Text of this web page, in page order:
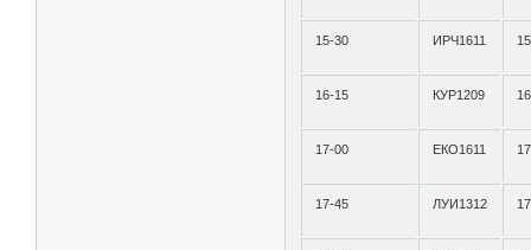
15-30 ИРЧ1611
16-15 КУР1209
17-00 ЕКО1611
17-45 ЛУИ1312